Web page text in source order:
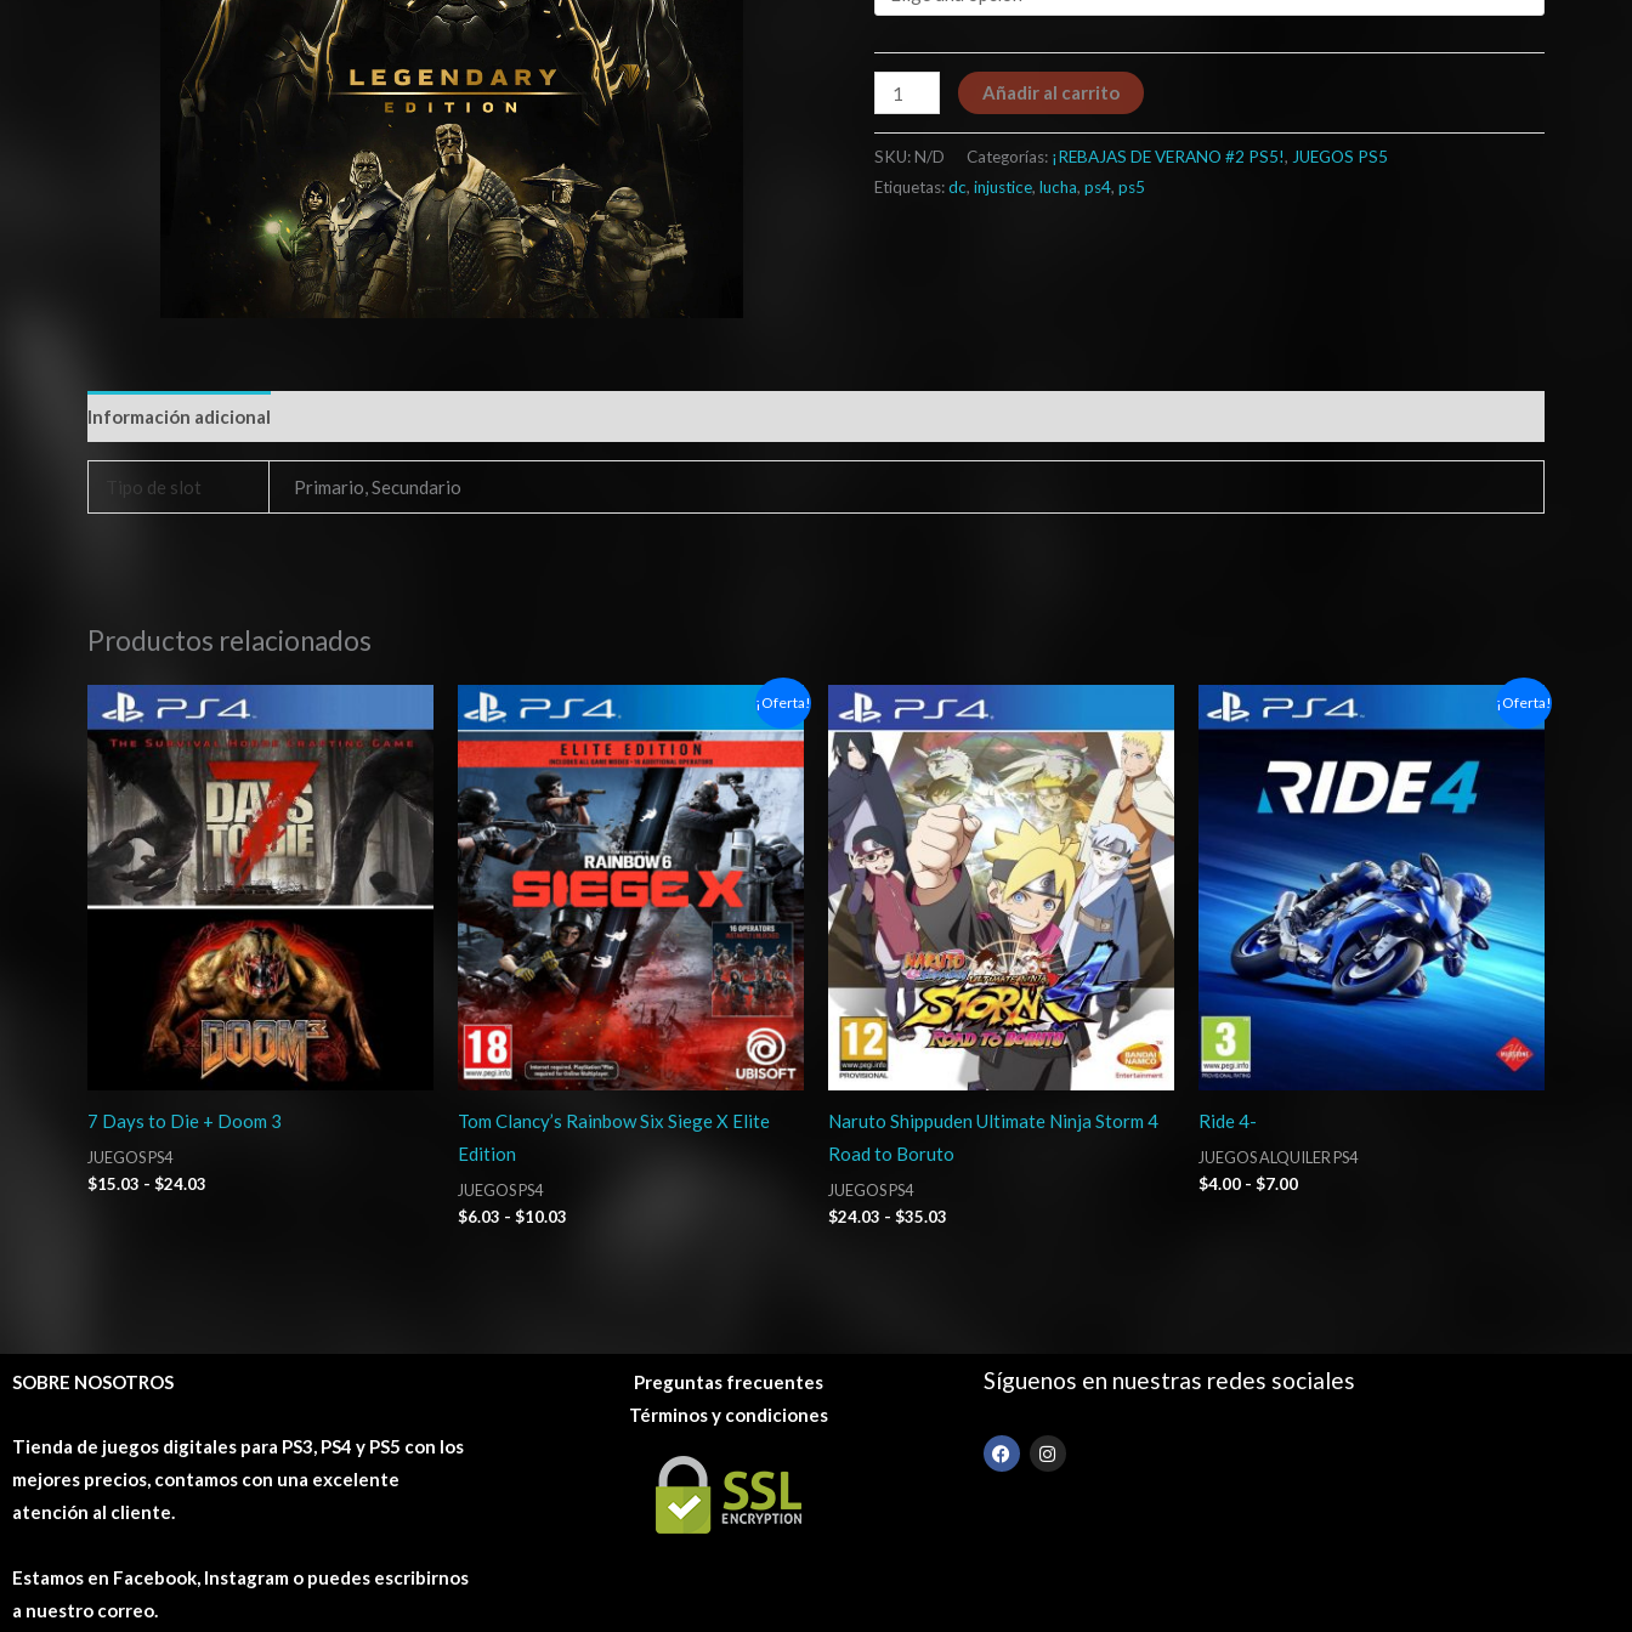
Añadir al carrito
SKU:N/D Categorías: ¡REBAJAS DE VERANO #2 PS5!, JUEGOS PS5
Etiquetas:dc, injustice, lucha, ps4, ps5
Información adicional
Tipo de slot Primario, Secundario
Productos relacionados
7 Days to Die + Doom 3
JUEGOS PS4
$15.03 - $24.03
Rango
de
precios:
desde
$15.03
hasta
$24.03
¡Oferta!
Tom Clancy’s Rainbow Six Siege X Elite
Edition
JUEGOS PS4
$6.03 - $10.03
de
precios:
desde
hasta
$10.03
Naruto Shippuden Ultimate Ninja Storm 4
Road to Boruto
JUEGOS PS4
$24.03 - $35.03
Rango
de
precios:
desde
$24.03
hasta
$35.03
¡Oferta!
Ride 4-
JUEGOS ALQUILER PS4
$4.00 - $7.00
Rango
de
precios:
$4.00
hasta
$7.00
SOBRE NOSOTROS
Tienda de juegos digitales para PS3, PS4 y PS5 con los
mejores precios, contamos con una excelente
atención al cliente.
Estamos en Facebook, Instagram o puedes escribirnos
a nuestro correo.
Preguntas frecuentes
Términos y condiciones
Síguenos en nuestras redes sociales
F
a
I
n